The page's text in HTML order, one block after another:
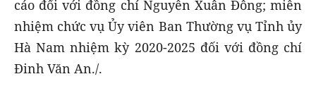
cáo đối với đồng chí Nguyễn Xuân Đông; miễn
nhiệm chức vụ Ủy viên Ban Thường vụ Tỉnh ủy
Hà Nam nhiệm kỳ 2020-2025 đối với đồng chí
Đinh Văn An./.